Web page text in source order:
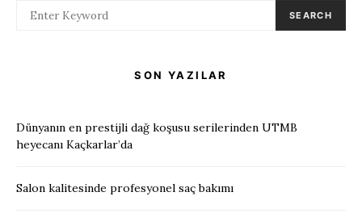
SEARCH
SON YAZILAR
Dünyanın en prestijli dağ koşusu serilerinden UTMB
heyecanı Kaçkarlar’da
Salon kalitesinde profesyonel saç bakımı